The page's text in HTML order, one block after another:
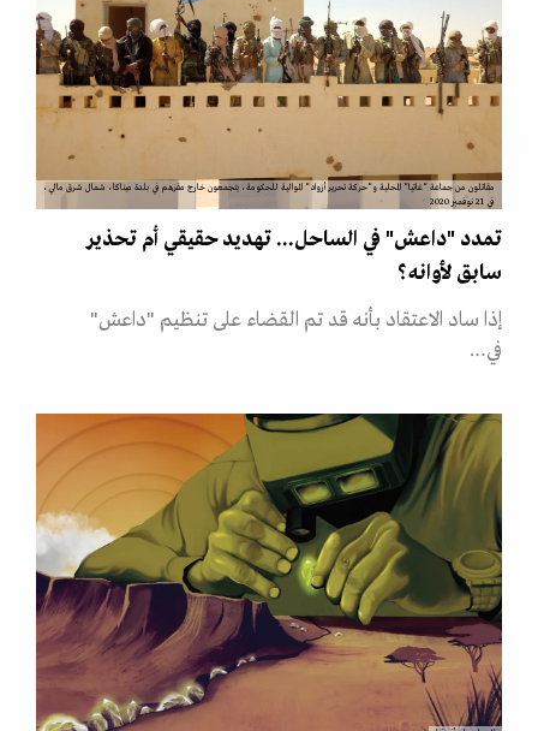
مقاتلون من جماعة "غاتيا" المحلية و"حركة تحرير أزواد" الموالية للحكومة، يتجمعون خارج مقرهم في بلدة ميناكا، شمال شرق مالي،
في 21 نوفمبر 2020
تمدد "داعش" في الساحل... تهديد حقيقي أم تحذير
سابق لأوانه؟
إذا ساد الاعتقاد بأنه قد تم القضاء على تنظيم "داعش"
في…